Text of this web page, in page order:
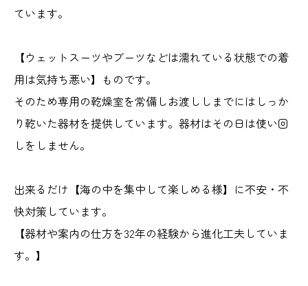
ています。
【ウェットスーツやブーツなどは濡れている状態での着
用は気持ち悪い】ものです。
そのため専用の乾燥室を常備しお渡ししまでにはしっか
り乾いた器材を提供しています。器材はその日は使い回
しをしません。
出来るだけ【海の中を集中して楽しめる様】に不安・不
快対策しています。
【器材や案内の仕方を32年の経験から進化工夫していま
す。】